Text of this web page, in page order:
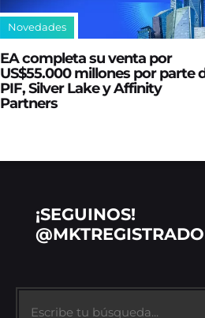
Novedades
EA completa su venta por
US$55.000 millones por parte
PIF, Silver Lake y Affinity
Partners
¡SEGUINOS!
@MKTREGISTRADO